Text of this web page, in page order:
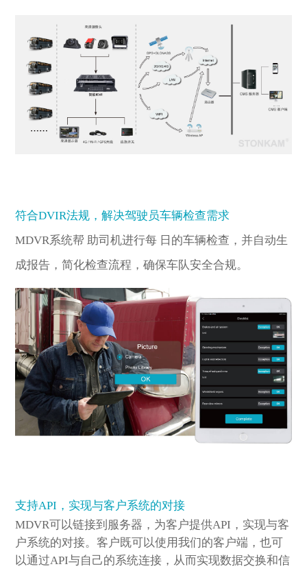
符合DVIR法规，解决驾驶员车辆检查需求
MDVR系统帮 助司机进行每 日的车辆检查，并自动生
成报告，简化检查流程，确保车队安全合规。
支持API，实现与客户系统的对接
MDVR可以链接到服务器，为客户提供API，实现与客
户系统的对接。客户既可以使用我们的客户端，也可
以通过API与自己的系统连接，从而实现数据交换和信